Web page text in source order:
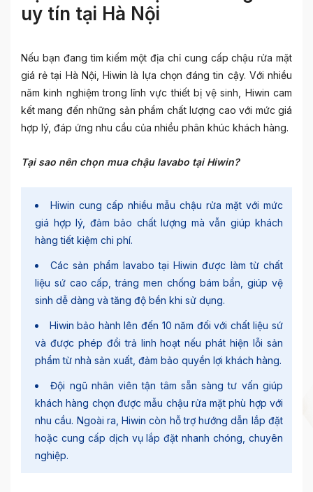
uy tín tại Hà Nội
Nếu bạn đang tìm kiếm một địa chỉ cung cấp chậu rửa mặt
giá rẻ tại Hà Nội, Hiwin là lựa chọn đáng tin cậy. Với nhiều
năm kinh nghiệm trong lĩnh vực thiết bị vệ sinh, Hiwin cam
kết mang đến những sản phẩm chất lượng cao với mức giá
hợp lý, đáp ứng nhu cầu của nhiều phân khúc khách hàng.
Tại sao nên chọn mua chậu lavabo tại Hiwin?
Hiwin cung cấp nhiều mẫu chậu rửa mặt với mức
giá hợp lý, đảm bảo chất lượng mà vẫn giúp khách
hàng tiết kiệm chi phí.
Các sản phẩm lavabo tại Hiwin được làm từ chất
liệu sứ cao cấp, tráng men chống bám bẩn, giúp vệ
sinh dễ dàng và tăng độ bền khi sử dụng.
Hiwin bảo hành lên đến 10 năm đối với chất liệu sứ
và được phép đổi trả linh hoạt nếu phát hiện lỗi sản
phẩm từ nhà sản xuất, đảm bảo quyền lợi khách hàng.
Đội ngũ nhân viên tận tâm sẵn sàng tư vấn giúp
khách hàng chọn được mẫu chậu rửa mặt phù hợp với
nhu cầu. Ngoài ra, Hiwin còn hỗ trợ hướng dẫn lắp đặt
hoặc cung cấp dịch vụ lắp đặt nhanh chóng, chuyên
nghiệp.